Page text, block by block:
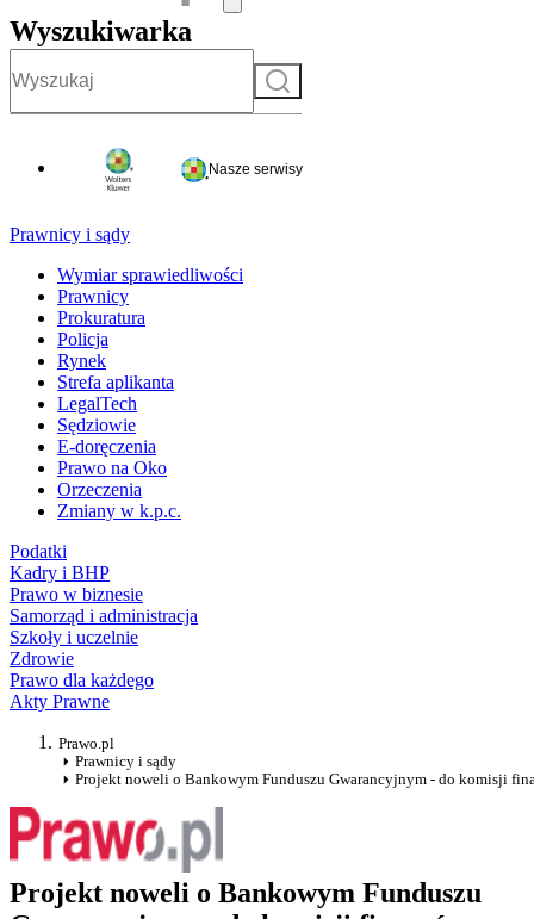
Wyszukiwarka
Szukaj
Nasze serwisy
Prawnicy i sądy
Wymiar sprawiedliwości
Prawnicy
Prokuratura
Policja
Rynek
Strefa aplikanta
LegalTech
Sędziowie
E-doręczenia
Prawo na Oko
Orzeczenia
Zmiany w k.p.c.
Podatki
Kadry i BHP
Prawo w biznesie
Samorząd i administracja
Szkoły i uczelnie
Zdrowie
Prawo dla każdego
Akty Prawne
Prawo.pl
Prawnicy i sądy
Projekt noweli o Bankowym Funduszu Gwarancyjnym - do komisji
Projekt noweli o Bankowym Funduszu